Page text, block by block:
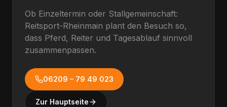
Ob Einzeltermin oder Stallgemeinschaft:
Reitsport-Rheinmain plant den Besuch so,
dass Pferd, Reiter und Tagesablauf sinnvoll
zusammenpassen.
06209 – 79 49 023
Zur Hauptseite